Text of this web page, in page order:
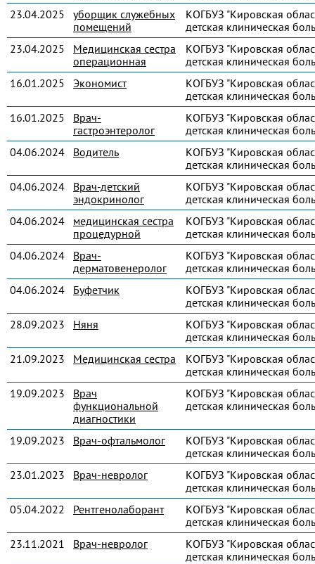
23.04.2025
уборщик служебных
помещений
КОГБУЗ "Кировская
детская клиническая
23.04.2025
Медицинская сестра
операционная
КОГБУЗ "Кировская
детская клиническая
16.01.2025
Экономист
КОГБУЗ "Кировская
детская клиническая
16.01.2025
Врач-
гастроэнтеролог
КОГБУЗ "Кировская
детская клиническая
04.06.2024
Водитель
КОГБУЗ "Кировская
детская клиническая
04.06.2024
Врач-детский
эндокринолог
КОГБУЗ "Кировская
детская клиническая
04.06.2024
медицинская сестра
процедурной
КОГБУЗ "Кировская
детская клиническая
04.06.2024
Врач-
дерматовенеролог
КОГБУЗ "Кировская
детская клиническая
04.06.2024
Буфетчик
КОГБУЗ "Кировская
детская клиническая
28.09.2023
Няня
КОГБУЗ "Кировская
детская клиническая
21.09.2023
Медицинская сестра
КОГБУЗ "Кировская
детская клиническая
19.09.2023
Врач
функциональной
диагностики
КОГБУЗ "Кировская
детская клиническая
19.09.2023 Врач-офтальмолог
КОГБУЗ "Кировская
детская клиническая
23.01.2023
Врач-невролог
КОГБУЗ "Кировская
детская клиническая
05.04.2022
Рентгенолаборант
КОГБУЗ "Кировская
детская клиническая
23.11.2021
Врач-невролог
КОГБУЗ "Кировская
детская клиническая